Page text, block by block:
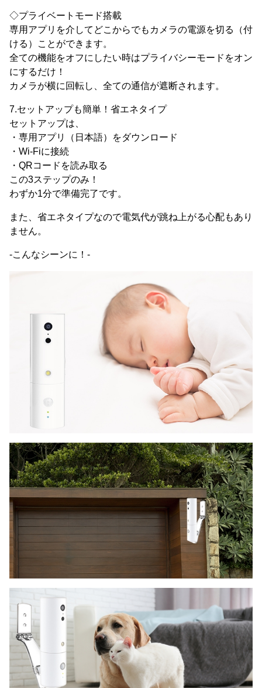
◇プライベートモード搭載
専用アプリを介してどこからでもカメラの電源を切る（付
ける）ことができます。
全ての機能をオフにしたい時はプライバシーモードをオン
にするだけ！
カメラが横に回転し、全ての通信が遮断されます。
7.セットアップも簡単！省エネタイプ
セットアップは、
・専用アプリ（日本語）をダウンロード
・Wi-Fiに接続
・QRコードを読み取る
この3ステップのみ！
わずか1分で準備完了です。
また、省エネタイプなので電気代が跳ね上がる心配もあり
ません。
-こんなシーンに！-